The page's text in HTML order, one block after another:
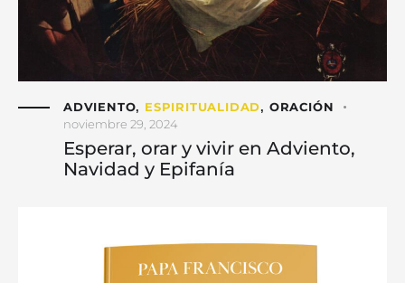
ADVIENTO, ESPIRITUALIDAD, ORACIÓN
noviembre 29, 2024
Esperar, orar y vivir en Adviento,
Navidad y Epifanía